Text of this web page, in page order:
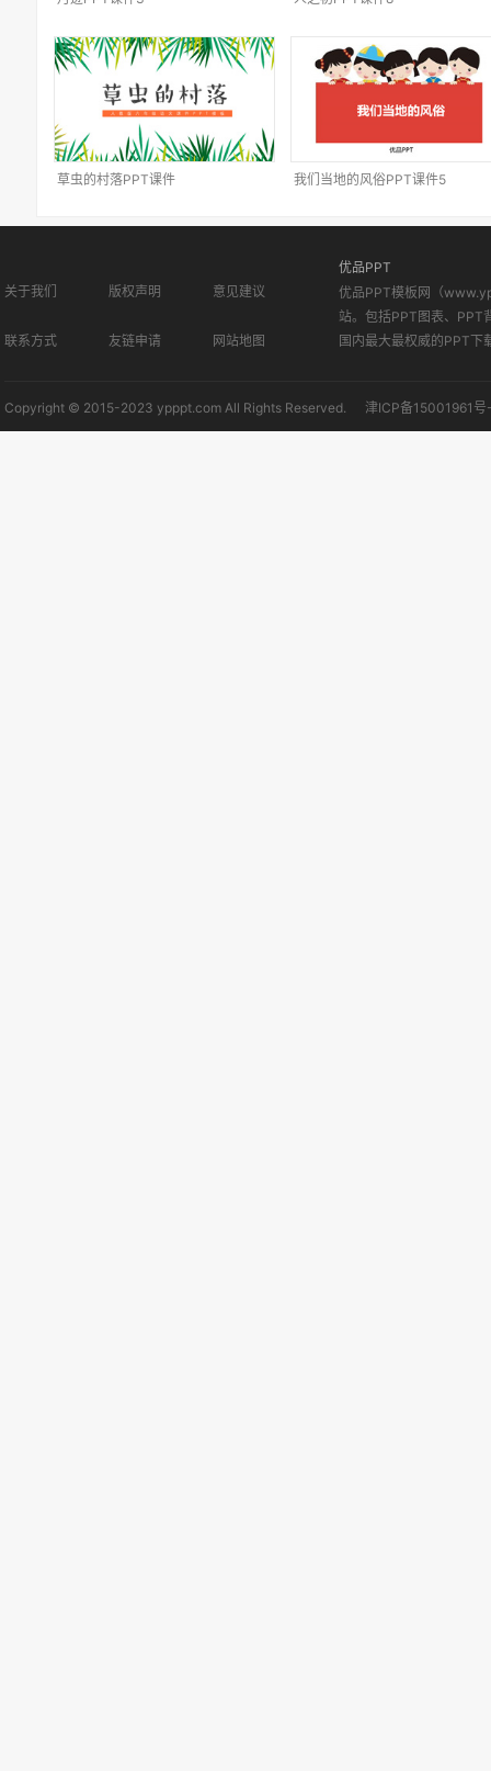
草虫的村落PPT课件 我们当地的风俗PPT课件5
关于我们 版权声明 意见建议
联系方式 友链申请 网站地图
优品PPT
优品PPT模板网（
站。包括PPT图表、PPT
国内最大最权威的PPT下
Copyright © 2015-2023 ypppt.com All Rights Reserved. 津ICP备15001961号